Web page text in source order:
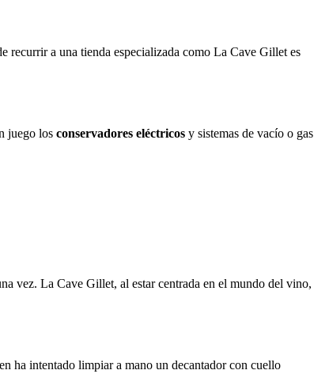
recurrir a una tienda especializada como La Cave Gillet es
juego los conservadores eléctricos y sistemas de vacío o gas
vez. La Cave Gillet, al estar centrada en el mundo del vino,
ha intentado limpiar a mano un decantador con cuello